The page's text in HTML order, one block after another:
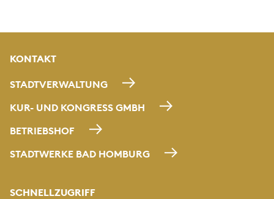
KONTAKT
STADTVERWALTUNG
KUR- UND KONGRESS GMBH
BETRIEBSHOF
STADTWERKE BAD HOMBURG
SCHNELLZUGRIFF